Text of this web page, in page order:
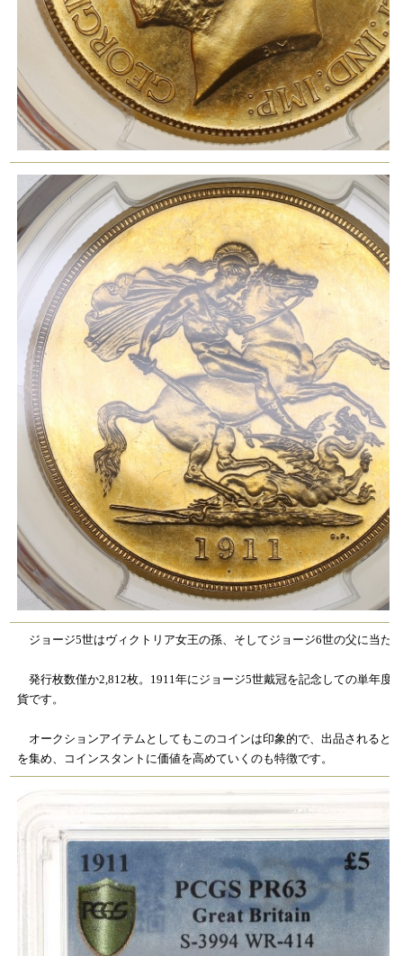
ジョージ5世はヴィクトリア女王の孫、そしてジョージ6世の父に当た
発行枚数僅か2,812枚。1911年にジョージ5世戴冠を記念しての単年度
貨です。
オークションアイテムとしてもこのコインは印象的で、出品されると
を集め、コインスタントに価値を高めていくのも特徴です。